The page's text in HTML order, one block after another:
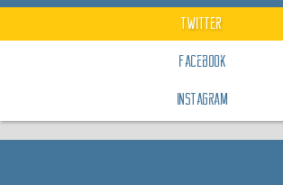
Twitter
Facebook
Instagram